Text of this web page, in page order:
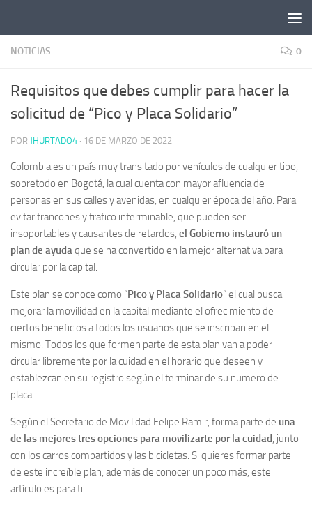
NOTICIAS 0
Requisitos que debes cumplir para hacer la
solicitud de “Pico y Placa Solidario”
POR JHURTADO4 · 16 DE MARZO DE 2022
Colombia es un país muy transitado por vehículos de cualquier tipo,
sobretodo en Bogotá, la cual cuenta con mayor afluencia de
personas en sus calles y avenidas, en cualquier época del año. Para
evitar trancones y trafico interminable, que pueden ser
insoportables y causantes de retardos, el Gobierno instauró un
plan de ayudaque se ha convertido en la mejor alternativa para
circular por la capital.
Este plan se conoce como “Pico y Placa Solidario” el cual busca
mejorar la movilidad en la capital mediante el ofrecimiento de
ciertos beneficios a todos los usuarios que se inscriban en el
mismo. Todos los que formen parte de esta plan van a poder
circular libremente por la cuidad en el horario que deseen y
establezcan en su registro según el terminar de su numero de
placa.
Según el Secretario de Movilidad Felipe Ramir, forma parte de una
de las mejores tres opciones para movilizarte por la cuidad, junto
con los carros compartidos y las bicicletas. Si quieres formar parte
de este increíble plan, además de conocer un poco más, este
artículo es para ti.